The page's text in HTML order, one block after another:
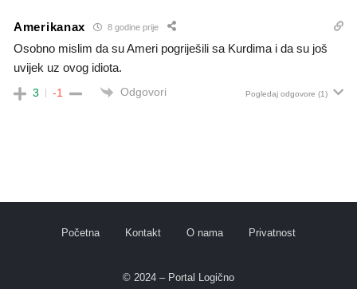
Amerikanax 8 godine prije
Osobno mislim da su Ameri pogriješili sa Kurdima i da su još
uvijek uz ovog idiota.
3 -1 Odgovori Pogledaj odgovore (1)
Početna Kontakt O nama Privatnost
© 2024 – Portal Logično